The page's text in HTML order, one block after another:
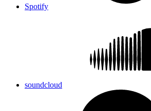
Spotify
soundcloud